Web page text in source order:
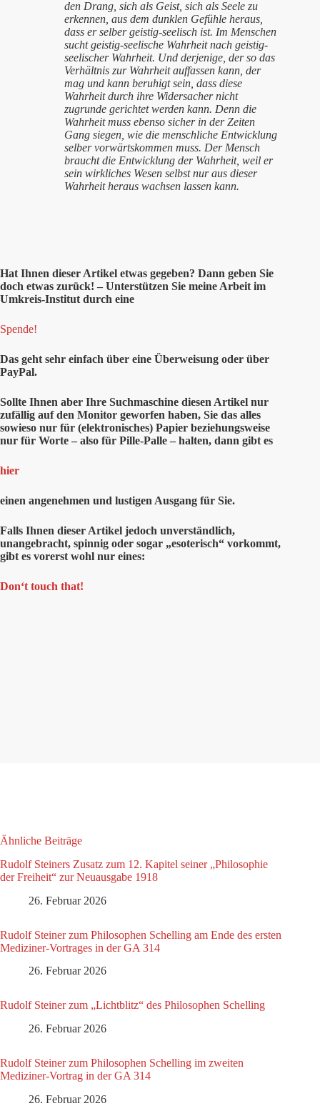
den Drang, sich als Geist, sich als Seele zu
erkennen, aus dem dunklen Gefühle heraus,
dass er selber geistig-seelisch ist. Im Menschen
sucht geistig-seelische Wahrheit nach geistig-
seelischer Wahrheit. Und derjenige, der so das
Verhältnis zur Wahrheit auffassen kann, der
mag und kann beruhigt sein, dass diese
Wahrheit durch ihre Widersacher nicht
zugrunde gerichtet werden kann. Denn die
Wahrheit muss ebenso sicher in der Zeiten
Gang siegen, wie die menschliche Entwicklung
selber vorwärtskommen muss. Der Mensch
braucht die Entwicklung der Wahrheit, weil er
sein wirkliches Wesen selbst nur aus dieser
Wahrheit heraus wachsen lassen kann.
Hat Ihnen dieser Artikel etwas gegeben? Dann geben Sie
doch etwas zurück! – Unterstützen Sie meine Arbeit im
Umkreis-Institut durch eine
Spende!
Das geht sehr einfach über eine Überweisung oder über
PayPal.
Sollte Ihnen aber Ihre Suchmaschine diesen Artikel nur
zufällig auf den Monitor geworfen haben, Sie das alles
sowieso nur für (elektronisches) Papier beziehungsweise
nur für Worte – also für Pille-Palle – halten, dann gibt es
hier
einen angenehmen und lustigen Ausgang für Sie.
Falls Ihnen dieser Artikel jedoch unverständlich,
unangebracht, spinnig oder sogar „esoterisch“ vorkommt,
gibt es vorerst wohl nur eines:
Don‘t touch that!
Ähnliche Beiträge
Rudolf Steiners Zusatz zum 12. Kapitel seiner „Philosophie
der Freiheit“ zur Neuausgabe 1918
26. Februar 2026
Rudolf Steiner zum Philosophen Schelling am Ende des ersten
Mediziner-Vortrages in der GA 314
26. Februar 2026
Rudolf Steiner zum „Lichtblitz“ des Philosophen Schelling
26. Februar 2026
Rudolf Steiner zum Philosophen Schelling im zweiten
Mediziner-Vortrag in der GA 314
26. Februar 2026